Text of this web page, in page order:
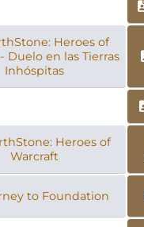
Heroes of
Duelo en las Tierras
Inhóspitas
Heroes of
Warcraft
to Foundation